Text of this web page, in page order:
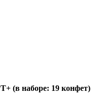
(в наборе: 19 конфет)